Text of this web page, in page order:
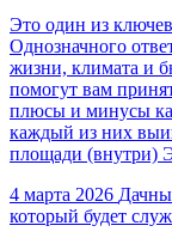
Это один из
Однозначного
жизни, климата и
помогут вам
плюсы и минусы
каждый из них
площади (внутри)
4 марта 2026
который будет